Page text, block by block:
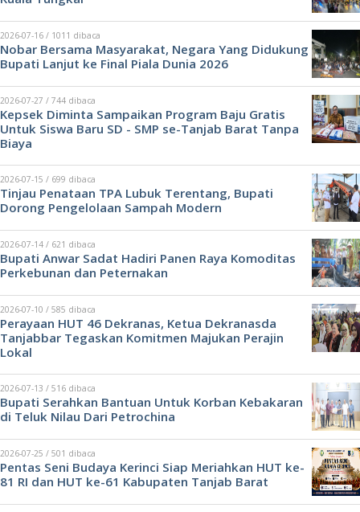
2026-07-16 / 1011 dibaca
Nobar Bersama Masyarakat, Negara Yang Didukung
Bupati Lanjut ke Final Piala Dunia 2026
2026-07-27 / 744 dibaca
Kepsek Diminta Sampaikan Program Baju Gratis
Untuk Siswa Baru SD - SMP se-Tanjab Barat Tanpa
Biaya
2026-07-15 / 699 dibaca
Tinjau Penataan TPA Lubuk Terentang, Bupati
Dorong Pengelolaan Sampah Modern
2026-07-14 / 621 dibaca
Bupati Anwar Sadat Hadiri Panen Raya Komoditas
Perkebunan dan Peternakan
2026-07-10 / 585 dibaca
Perayaan HUT 46 Dekranas, Ketua Dekranasda
Tanjabbar Tegaskan Komitmen Majukan Perajin
Lokal
2026-07-13 / 516 dibaca
Bupati Serahkan Bantuan Untuk Korban Kebakaran
di Teluk Nilau Dari Petrochina
2026-07-25 / 501 dibaca
Pentas Seni Budaya Kerinci Siap Meriahkan HUT ke-
81 RI dan HUT ke-61 Kabupaten Tanjab Barat